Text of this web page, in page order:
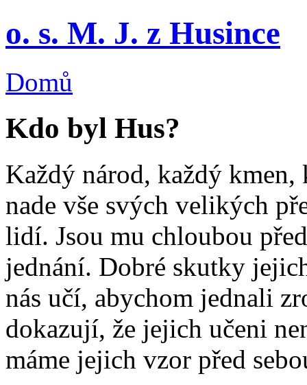
o. s. M. J. z Husince
Domů
Kdo byl Hus?
Každý národ, každý
nade vše svých velikých
lidí. Jsou mu chloubou
jednání. Dobré skutky
nás učí, abychom jednali
dokazují, že jejich učeni
máme jejich vzor před